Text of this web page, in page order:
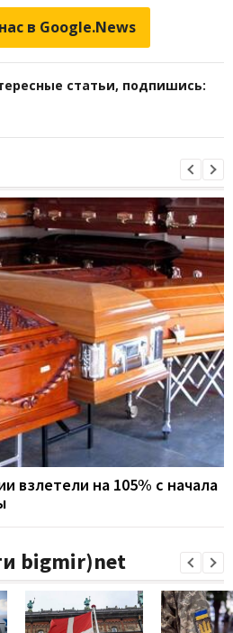
в Google.News
статьи, подпишись:
взлетели на 105% с начала
bigmir)net